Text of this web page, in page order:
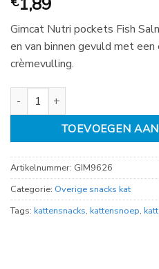
Gimcat Nutri pockets Fish
en van binnen gevuld met
crèmevulling.
Gimcat Nutri pockets Fish
TOEVOEGEN
Artikelnummer: GIM9626
Categorie: Overige snacks kat
Tags: kattensnacks, kattensnoep,